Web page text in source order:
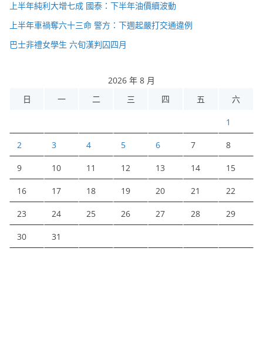
上半年純利大增七成 國泰：下半年油價續波動
上半年車禍奪六十三命 警方：下週起嚴打交通違例
巴士非禮女學生 六旬漢判囚四月
2026 年 8 月
日
一 二 三 四 五 六
1
2 3 4 5 6 7 8
9 10 11 12 13 14 15
16 17 18 19 20 21 22
23 24 25 26 27 28 29
30 31